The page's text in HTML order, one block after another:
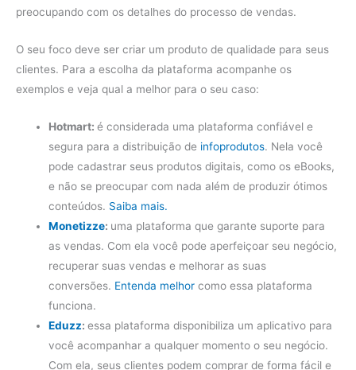
preocupando com os detalhes do processo de vendas.
O seu foco deve ser criar um produto de qualidade para seus
clientes. Para a escolha da plataforma acompanhe os
exemplos e veja qual a melhor para o seu caso:
Hotmart:é considerada uma plataforma confiável e
segura para a distribuição de infoprodutos. Nela você
pode cadastrar seus produtos digitais, como os eBooks,
e não se preocupar com nada além de produzir ótimos
conteúdos. Saiba mais.
Monetizze: uma plataforma que garante suporte para
as vendas. Com ela você pode aperfeiçoar seu negócio,
recuperar suas vendas e melhorar as suas
conversões. Entenda melhor como essa plataforma
funciona.
Eduzz:essa plataforma disponibiliza um aplicativo para
você acompanhar a qualquer momento o seu negócio.
Com ela, seus clientes podem comprar de forma fácil e